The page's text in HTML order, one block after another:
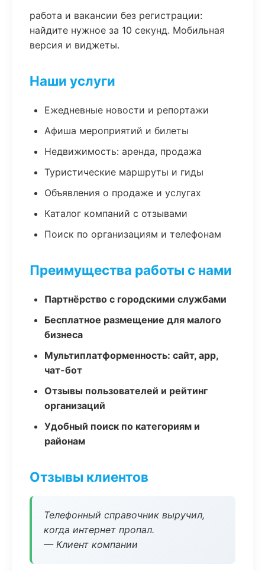
работа и вакансии без регистрации:
найдите нужное за 10 секунд. Мобильная
версия и виджеты.
Наши услуги
Ежедневные новости и репортажи
Афиша мероприятий и билеты
Недвижимость: аренда, продажа
Туристические маршруты и гиды
Объявления о продаже и услугах
Каталог компаний с отзывами
Поиск по организациям и телефонам
Преимущества работы с нами
Партнёрство с городскими службами
Бесплатное размещение для малого
бизнеса
Мультиплатформенность: сайт, app,
чат-бот
Отзывы пользователей и рейтинг
организаций
Удобный поиск по категориям и
районам
Отзывы клиентов
Телефонный справочник выручил,
когда интернет пропал.
— Клиент компании